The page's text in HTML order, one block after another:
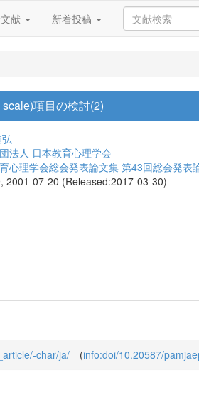
献 新着投稿
項目の検討(2)
法人 日本教育心理学会
心理学会総会発表論文集 第43回総会発表
2001-07-20 (Released:2017-03-30)
char/ja/ (info:doi/10.20587/